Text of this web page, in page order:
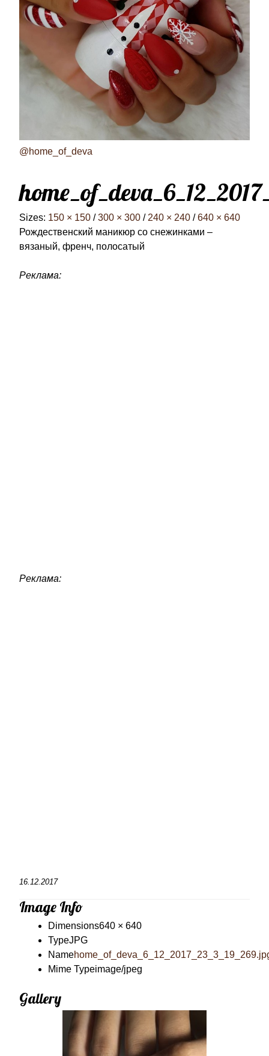
@home_of_deva
Sizes: 150 × 150 / 300 × 300 / 240 × 240 / 640 × 640
Рождественский маникюр со снежинками –
вязаный, френч, полосатый
Реклама:
Реклама:
16.12.2017
Image Info
Dimensions640 × 640
TypeJPG
Name
Mime Typeimage/jpeg
Gallery